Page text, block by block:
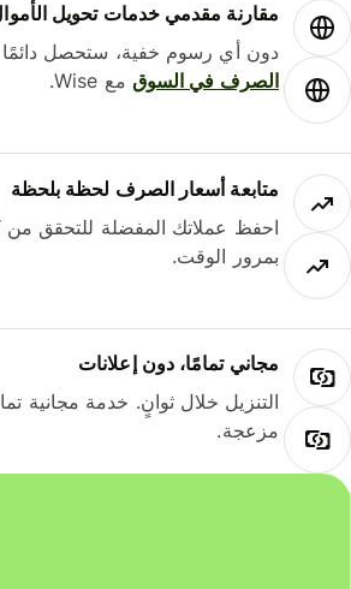
مقارنة مقدمي خدمات تحويل الأموال
دون أي رسوم خفية، ستحصل دائمًا
الصرف في السوقمع Wise.
متابعة أسعار الصرف لحظة بلحظة
احفظ عملاتك المفضلة للتحقق من
بمرور الوقت.
مجاني تمامًا، دون إعلانات
التنزيل خلال ثوانٍ. خدمة مجانية
مزعجة.